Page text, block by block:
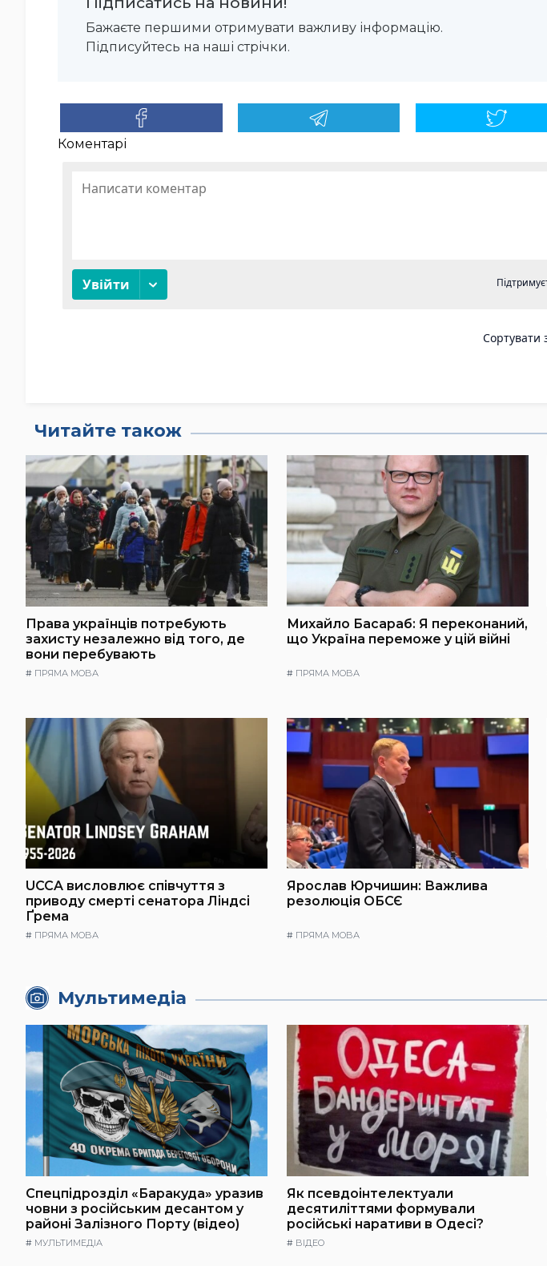
Бажаєте першими отримувати важливу інформацію.
Підписуйтесь на наші стрічки.
Коментарі
Читайте також
Права українців потребують
захисту незалежно від того, де
вони перебувають
# ПРЯМА МОВА
Михайло Басараб: Я переконаний,
що Україна переможе у цій війні
# ПРЯМА МОВА
UCCA висловлює співчуття з
приводу смерті сенатора Ліндсі
Ґрема
# ПРЯМА МОВА
Ярослав Юрчишин: Важлива
резолюція ОБСЄ
# ПРЯМА МОВА
Мультимедіа
Спецпідрозділ «Баракуда» уразив
човни з російським десантом у
районі Залізного Порту (відео)
# МУЛЬТИМЕДІА
Як псевдоінтелектуали
десятиліттями формували
російські наративи в Одесі?
# ВІДЕО